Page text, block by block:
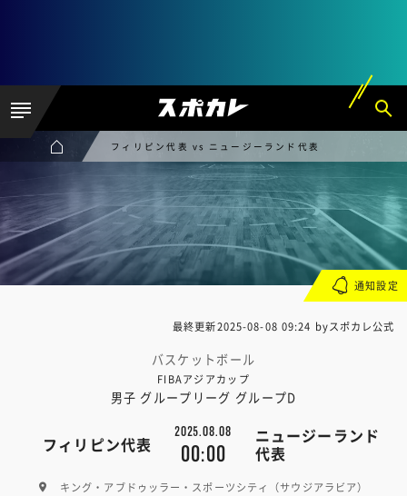
フィリピン代表 vs ニュージーランド代表
最終更新2025-08-08 09:24 byスポカレ公式
バスケットボール
FIBAアジアカップ
男子 グループリーグ グループD
フィリピン代表
2025.08.08
00:00
ニュージーランド
代表
キング・アブドゥッラー・スポーツシティ（サウジアラビア）
通知設定